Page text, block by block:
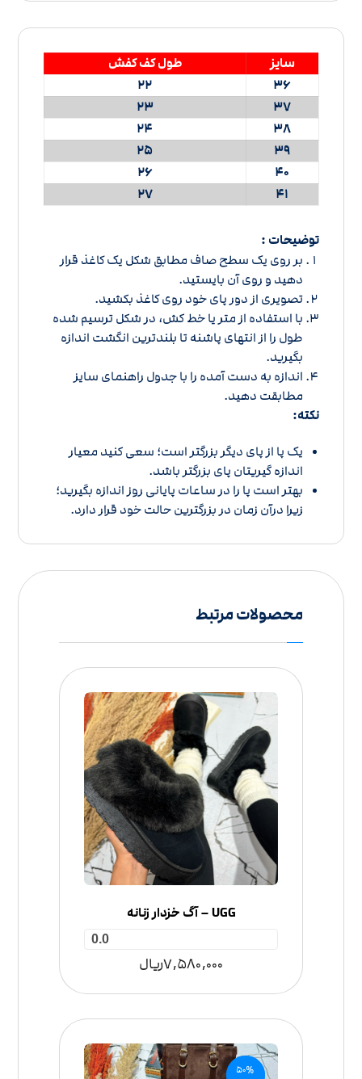
سایز
طول کف کفش
36
22
37
23
38
24
39
25
40
26
41
27
توضیحات :
بر روی یک سطح صاف مطابق شکل یک کاغذ قرار
دهید و روی آن بایستید.
تصویری از دور پای خود روی کاغذ بکشید.
با استفاده از متر یا خط کش، در شکل ترسیم شده
طول را از انتهای پاشنه تا بلندترین انگشت اندازه
بگیرید.
اندازه به دست آمده را باجدول راهنمای سایز
مطابقت دهید.
نکته:
یک پا از پای دیگر بزرگتر است؛ سعی کنید معیار
اندازه گیریتان پای بزرگتر باشد.
بهتر است پا را در ساعات پایانی روز اندازه بگیرید؛
زیرا درآن زمان در بزرگترین حالت خود قرار دارد.
محصولات مرتبط
UGG – آگ خزدار زنانه
0.0
7,580,000ریال
تخفیف!
50%